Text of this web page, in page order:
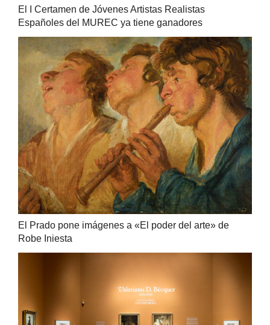
El I Certamen de Jóvenes Artistas Realistas
Españoles del MUREC ya tiene ganadores
El Prado pone imágenes a «El poder del arte» de
Robe Iniesta